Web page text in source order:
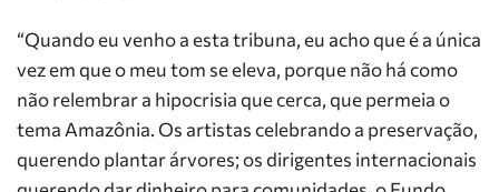
“Quando eu venho a esta tribuna, eu acho que é a única
vez em que o meu tom se eleva, porque não há como
não relembrar a hipocrisia que cerca, que permeia o
tema Amazônia. Os artistas celebrando a preservação,
querendo plantar árvores; os dirigentes internacionais